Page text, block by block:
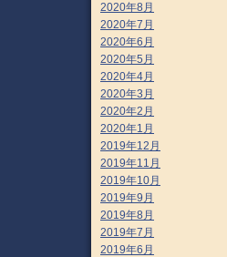
2020年8月
2020年7月
2020年6月
2020年5月
2020年4月
2020年3月
2020年2月
2020年1月
2019年12月
2019年11月
2019年10月
2019年9月
2019年8月
2019年7月
2019年6月